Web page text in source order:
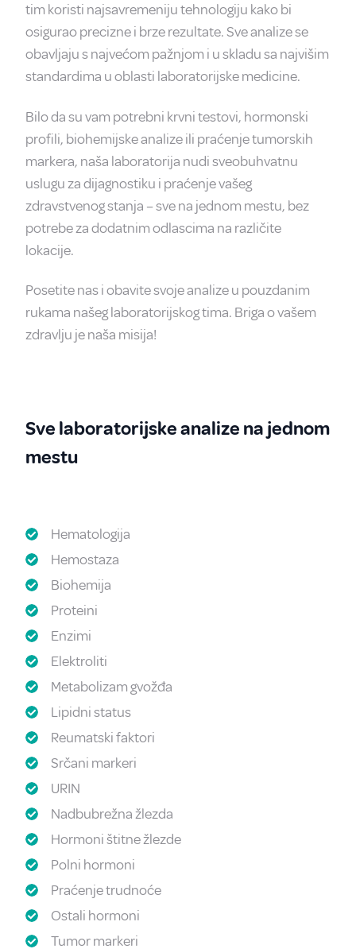
tim koristi najsavremeniju tehnologiju kako bi
osigurao precizne i brze rezultate. Sve analize se
obavljaju s najvećom pažnjom i u skladu sa najvišim
standardima u oblasti laboratorijske medicine.
Bilo da su vam potrebni krvni testovi, hormonski
profili, biohemijske analize ili praćenje tumorskih
markera, naša laboratorija nudi sveobuhvatnu
uslugu za dijagnostiku i praćenje vašeg
zdravstvenog stanja – sve na jednom mestu, bez
potrebe za dodatnim odlascima na različite
lokacije.
Posetite nas i obavite svoje analize u pouzdanim
rukama našeg laboratorijskog tima. Briga o vašem
zdravlju je naša misija!
Sve laboratorijske analize na jednom
mestu
Hematologija
Hemostaza
Biohemija
Proteini
Enzimi
Elektroliti
Metabolizam gvožđa
Lipidni status
Reumatski faktori
Srčani markeri
URIN
Nadbubrežna žlezda
Hormoni štitne žlezde
Polni hormoni
Praćenje trudnoće
Ostali hormoni
Tumor markeri